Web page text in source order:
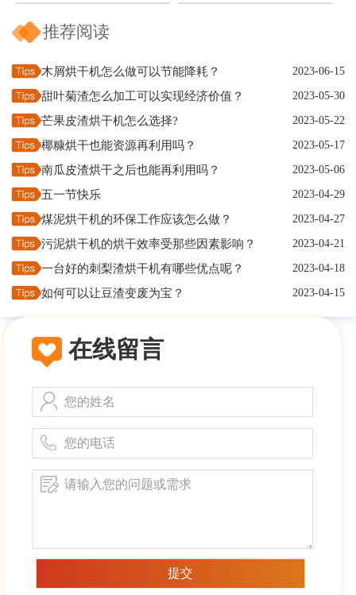
推荐阅读
木屑烘干机怎么做可以节能降耗？ 2023-06-15
甜叶菊渣怎么加工可以实现经济价值？ 2023-05-30
芒果皮渣烘干机怎么选择? 2023-05-22
椰糠烘干也能资源再利用吗？ 2023-05-17
南瓜皮渣烘干之后也能再利用吗？ 2023-05-06
五一节快乐 2023-04-29
煤泥烘干机的环保工作应该怎么做？ 2023-04-27
污泥烘干机的烘干效率受那些因素影响？ 2023-04-21
一台好的刺梨渣烘干机有哪些优点呢？ 2023-04-18
如何可以让豆渣变废为宝？ 2023-04-15
在线留言